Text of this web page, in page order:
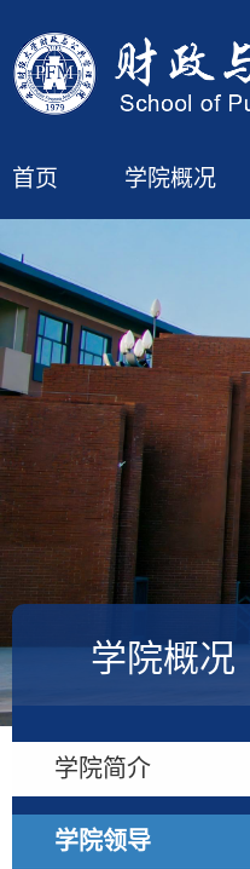
首页 学院概况
学院概况
学院简介
学院领导